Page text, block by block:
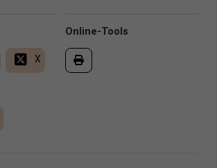
Online-Tools
X